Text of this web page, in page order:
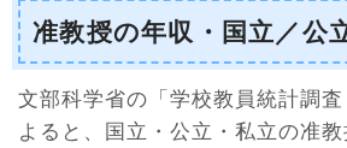
准教授の年収・国立／公
文部科学省の「学校教員統計調
よると、国立・公立・私立の准